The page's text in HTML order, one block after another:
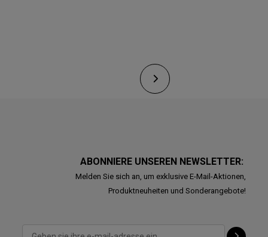
ABONNIERE UNSEREN NEWSLETTER:
Melden Sie sich an, um exklusive E-Mail-Aktionen,
Produktneuheiten und Sonderangebote!